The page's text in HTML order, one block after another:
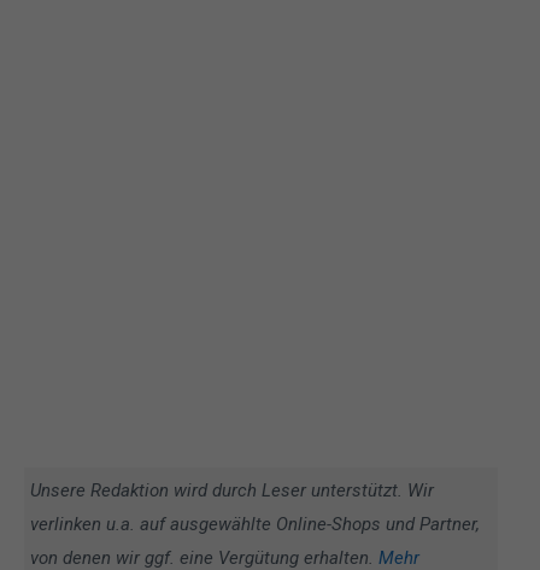
Unsere Redaktion wird durch Leser unterstützt. Wir
verlinken u.a. auf ausgewählte Online-Shops und Partner,
von denen wir ggf. eine Vergütung erhalten. Mehr